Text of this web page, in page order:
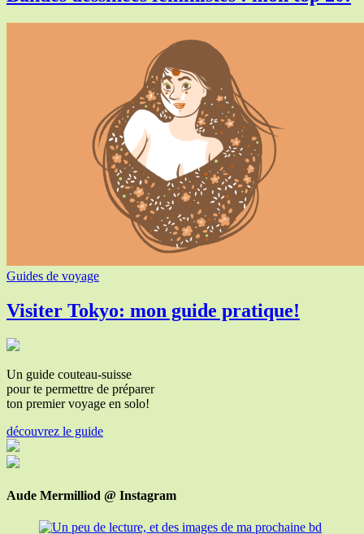
Guides de voyage
Visiter Tokyo: mon guide pratique!
Un guide couteau-suisse
pour te permettre de préparer
ton premier voyage en solo!
découvrez le guide
Aude Mermilliod @ Instagram